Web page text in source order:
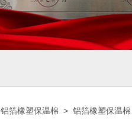
铝箔橡塑保温棉 > 铝箔橡塑保温棉